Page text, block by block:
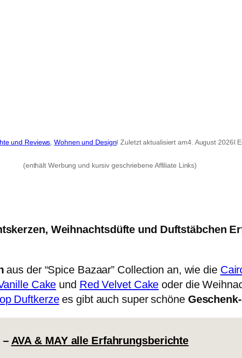
und Reviews, Wohnen und DesignI Zuletzt aktualisiert am4. August 2026I
(enthält Werbung und kursiv geschriebene Affiliate Links)
Weihnachtsdüfte und Duftstäbchen
aus der “Spice Bazaar” Collection an, wie die
Cake und Red Velvet Cake oder die
Duftkerzees gibt auch super schöne
– AVA & MAY alle Erfahrungsberichte